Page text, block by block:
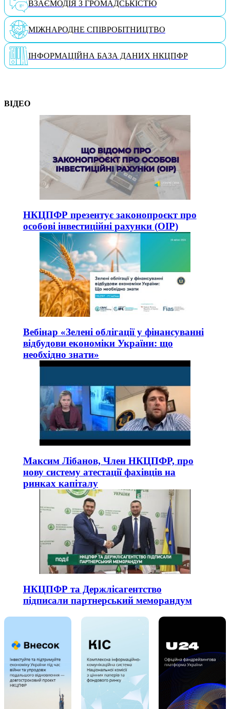
ВЗАЄМОДІЯ З ГРОМАДСЬКІСТЮ
МІЖНАРОДНЕ СПІВРОБІТНИЦТВО
ІНФОРМАЦІЙНА БАЗА ДАНИХ НКЦПФР
ВІДЕО
НКЦПФР презентує законопроєкт про
особові інвестиційні рахунки (ОІР)
Вебінар «Зелені облігації у фінансуванні
відбудови економіки України: що
необхідно знати»
Максим Лібанов, Член НКЦПФР, про
нову систему атестації фахівців на
ринках капіталу
НКЦПФР та Держлісагентство
підписали партнерський меморандум